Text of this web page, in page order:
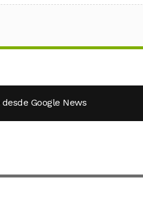
desde Google News